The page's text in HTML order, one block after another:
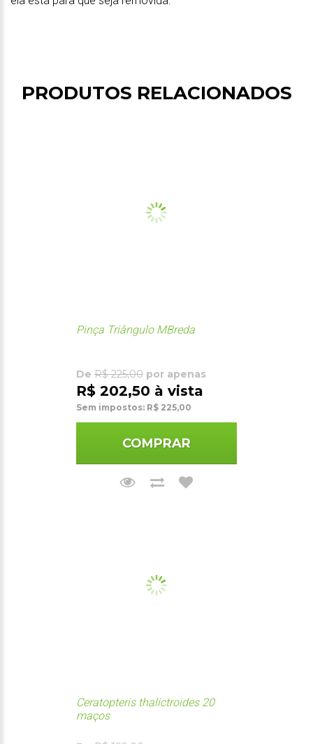
PRODUTOS RELACIONADOS
Pinça Triângulo MBreda
De R$ 225,00 por apenas
R$ 202,50 à vista
Sem impostos: R$ 225,00
COMPRAR
Ceratopteris thalictroides 20
maços